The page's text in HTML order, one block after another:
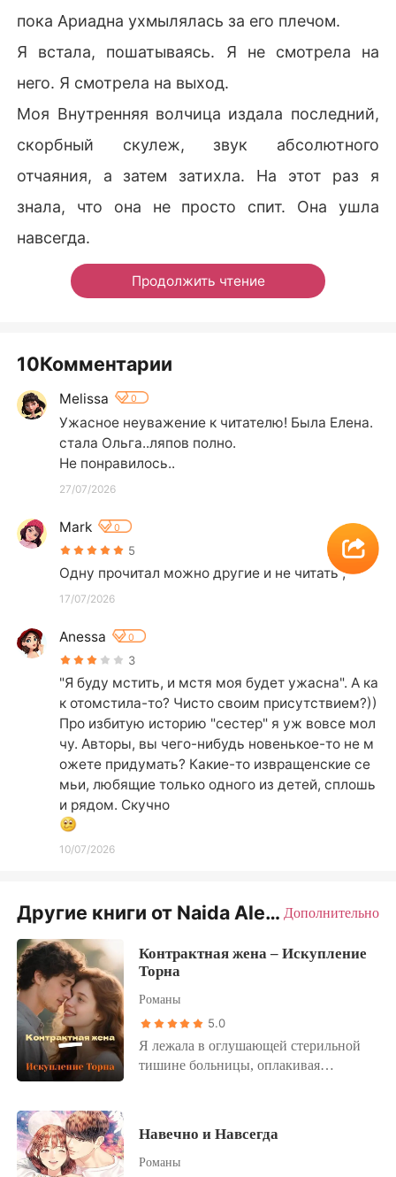
пока Ариадна ухмылялась за его плечом.
Я встала, пошатываясь. Я не смотрела на
него. Я смотрела на выход.
Моя Внутренняя волчица издала последний,
скорбный скулеж, звук абсолютного
отчаяния, а затем затихла. На этот раз я
знала, что она не просто спит. Она ушла
навсегда.
Продолжить чтение
10Комментарии
Melissa 0
Ужасное неуважение к читателю! Была Елена.
стала Ольга..ляпов полно.
Не понравилось..
27/07/2026
Mark 0
5
Одну прочитал можно другие и не читать ,
17/07/2026
Anessa 0
3
"Я буду мстить, и мстя моя будет ужасна". А ка
к отомстила-то? Чисто своим присутствием?))
Про избитую историю "сестер" я уж вовсе мол
чу. Авторы, вы чего-нибудь новенькое-то не м
ожете придумать? Какие-то извращенские се
мьи, любящие только одного из детей, сплошь
и рядом. Скучно
10/07/2026
Другие книги от Naida Alexeeva Дополнительно
Контрактная жена – Искупление
Торна
Романы
5.0
Я лежала в оглушающей стерильной
тишине больницы, оплакивая
упала. Но я знала правду о толчке
моего мужа. Наконец пришел Марк.
Навечно и Навсегда
Романы